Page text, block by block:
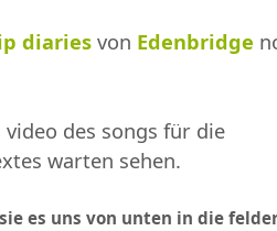
diaries von Edenbridge
des songs für die
warten sehen.
es uns von unten in die